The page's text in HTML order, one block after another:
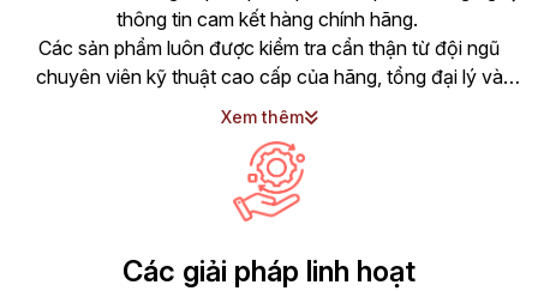
thông tin cam kết hàng chính hãng.
Các sản phẩm luôn được kiểm tra cẩn thận từ đội ngũ
chuyên viên kỹ thuật cao cấp của hãng, tổng đại lý và
Công ty TNHH CNTT TECH VISOIN trước khi đến tay
hoàn toàn an tâm và tin tưởng vào chất lượng sản phẩm
mà chúng tôi cung cấp.
Xem thêm
Các giải pháp linh hoạt